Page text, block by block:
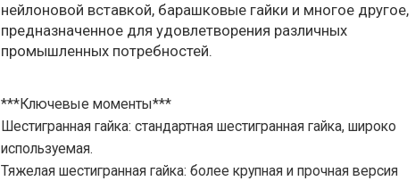
нейлоновой вставкой, барашковые гайки и многое другое,
предназначенное для удовлетворения различных
промышленных потребностей.
***Ключевые моменты***
Шестигранная гайка: стандартная шестигранная гайка, широко
используемая.
Тяжелая шестигранная гайка: более крупная и прочная версия